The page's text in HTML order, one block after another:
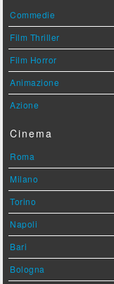
Commedie
Film Thriller
Film Horror
Animazione
Azione
Cinema
Roma
Milano
Torino
Napoli
Bari
Bologna